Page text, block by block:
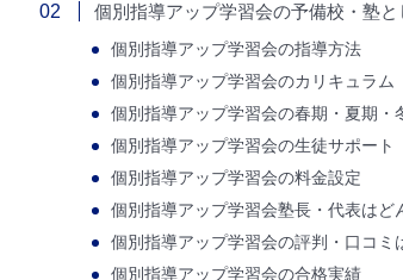
個別指導アップ学習会の予備校・塾
個別指導アップ学習会の指導方法
個別指導アップ学習会のカリキュラム
個別指導アップ学習会の春期・夏期・
個別指導アップ学習会の生徒サポート
個別指導アップ学習会の料金設定
個別指導アップ学習会塾長・代表はど
個別指導アップ学習会の評判・口コミ
個別指導アップ学習会の合格実績